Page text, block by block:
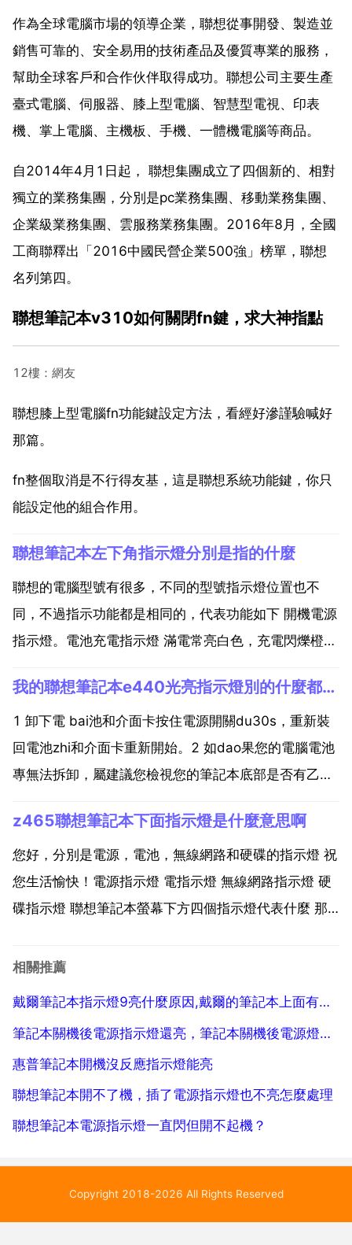
作為全球電腦市場的領導企業，聯想從事開發、製造並
銷售可靠的、安全易用的技術產品及優質專業的服務，
幫助全球客戶和合作伙伴取得成功。聯想公司主要生產
臺式電腦、伺服器、膝上型電腦、智慧型電視、印表
機、掌上電腦、主機板、手機、一體機電腦等商品。
自2014年4月1日起， 聯想集團成立了四個新的、相對
獨立的業務集團，分別是pc業務集團、移動業務集團、
企業級業務集團、雲服務業務集團。2016年8月，全國
工商聯釋出「2016中國民營企業500強」榜單，聯想
名列第四。
聯想筆記本v310如何關閉fn鍵，求大神指點
12樓：網友
聯想膝上型電腦fn功能鍵設定方法，看經好滲謹驗喊好
那篇。
fn整個取消是不行得友基，這是聯想系統功能鍵，你只
能設定他的組合作用。
聯想筆記本左下角指示燈分別是指的什麼
聯想的電腦型號有很多，不同的型號指示燈位置也不
同，不過指示功能都是相同的，代表功能如下 開機電源
指示燈。電池充電指示燈 滿電常亮白色，充電閃爍橙色
會閃爍。第三個是無線網 藍芽，第四個是硬碟，全ok
了！第乙個是 電源指示燈 第二個是 電池指示燈 第三...
我的聯想筆記本e440光亮指示燈別的什麼都沒有反應，這是個什
1 卸下電 bai池和介面卡按住電源開關du30s，重新裝
回電池zhi和介面卡重新開始。2 如dao果您的電腦電池
專無法拆卸，屬建議您檢視您的筆記本底部是否有乙個
話，可能是主硬碟引導記錄有問題，也有可能是硬體問
題，建議先重灌系統，如果還有問題送去服務...
z465聯想筆記本下面指示燈是什麼意思啊
您好，分別是電源，電池，無線網路和硬碟的指示燈 祝
您生活愉快！電源指示燈 電指示燈 無線網路指示燈 硬
碟指示燈 聯想筆記本螢幕下方四個指示燈代表什麼 那
到小鍵盤的指示燈 小房子裡面是a的那個是開啟大寫輸
相關推薦
戴爾筆記本指示燈9亮什麼原因,戴爾的筆記本上面有個9的指示燈一直亮著是怎麼回事？怎麼關？
筆記本關機後電源指示燈還亮，筆記本關機後電源燈一直亮
惠普筆記本開機沒反應指示燈能亮
聯想筆記本開不了機，插了電源指示燈也不亮怎麼處理
聯想筆記本電源指示燈一直閃但開不起機？
Copyright 2018-2026 All Rights Reserved